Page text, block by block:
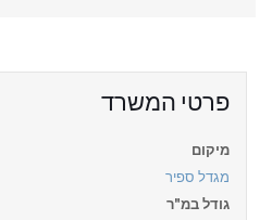
פרטי המשרד
מיקום
מגדל ספיר
גודל במ"ר